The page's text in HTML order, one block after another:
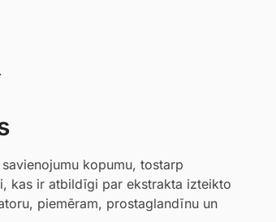
kopumu, tostarp
kas ir atbildīgi par ekstrakta izteikto
piemēram, prostaglandīnu un